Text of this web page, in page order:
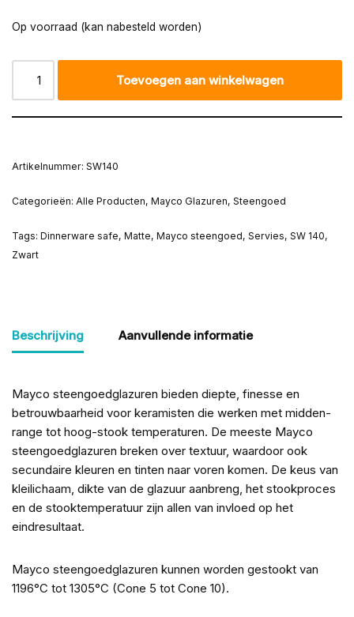
Op voorraad (kan nabesteld worden)
Toevoegen aan winkelwagen
Artikelnummer: SW140
Categorieën: Alle Producten, Mayco Glazuren, Steengoed
Tags: Dinnerware safe, Matte, Mayco steengoed, Servies, SW 140,
Zwart
Beschrijving Aanvullende informatie
Mayco steengoedglazuren bieden diepte, finesse en
betrouwbaarheid voor keramisten die werken met midden-
range tot hoog-stook temperaturen. De meeste Mayco
steengoedglazuren breken over textuur, waardoor ook
secundaire kleuren en tinten naar voren komen. De keus van
kleilichaam, dikte van de glazuur aanbreng, het stookproces
en de stooktemperatuur zijn allen van invloed op het
eindresultaat.
Mayco steengoedglazuren kunnen worden gestookt van
1196°C tot 1305°C (Cone 5 tot Cone 10).